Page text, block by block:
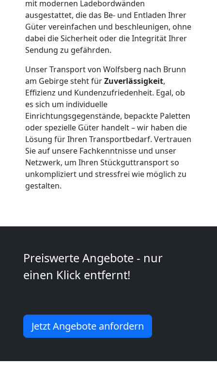
mit modernen Ladebordwänden
ausgestattet, die das Be- und Entladen Ihrer
Güter vereinfachen und beschleunigen, ohne
dabei die Sicherheit oder die Integrität Ihrer
Sendung zu gefährden.
Unser Transport von Wolfsberg nach Brunn
am Gebirge steht fürZuverlässigkeit,
Effizienz und Kundenzufriedenheit. Egal, ob
es sich um individuelle
Einrichtungsgegenstände, bepackte Paletten
oder spezielle Güter handelt – wir haben die
Lösung für Ihren Transportbedarf. Vertrauen
Sie auf unsere Fachkenntnisse und unser
Netzwerk, um Ihren Stückguttransport so
unkompliziert und stressfrei wie möglich zu
gestalten.
Preiswerte Angebote - nur
einen Klick entfernt!
Jetzt Angebote anfordern
Qualitäts-
Umzüge
Wolfsberg
Vereinsumzug
Wolfsberg
Anfrage
Möbeltransport
Möbeltransport
International
National
Beiladung